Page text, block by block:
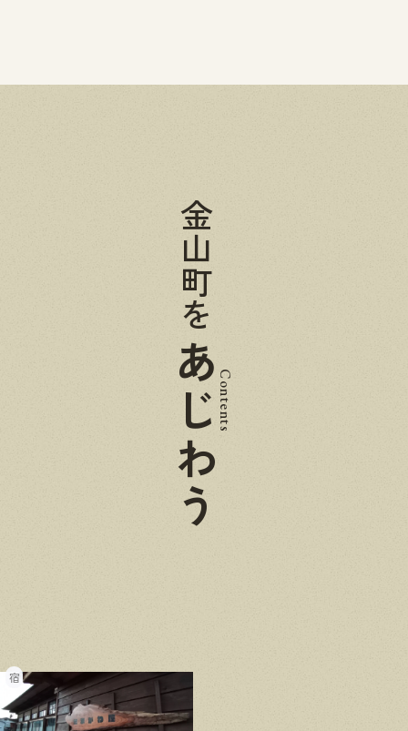
Contents
金山町を
あじわう
宿